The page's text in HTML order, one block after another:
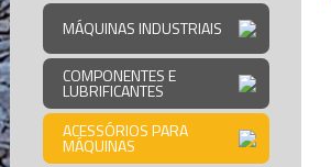
MÁQUINAS INDUSTRIAIS
COMPONENTES E
LUBRIFICANTES
ACESSÓRIOS PARA
MÁQUINAS